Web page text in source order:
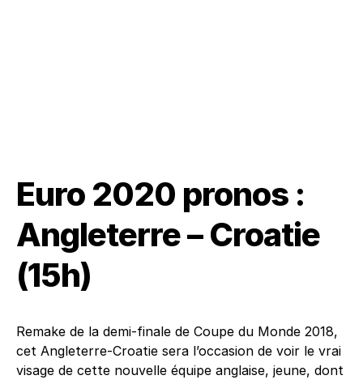
Euro 2020 pronos :
Angleterre – Croatie
(15h)
Remake de la demi-finale de Coupe du Monde 2018,
cet Angleterre-Croatie sera l’occasion de voir le vrai
visage de cette nouvelle équipe anglaise, jeune, dont